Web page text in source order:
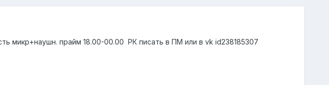
микр+наушн. прайм 18.00-00.00 РК писать в ПМ или в vk id238185307